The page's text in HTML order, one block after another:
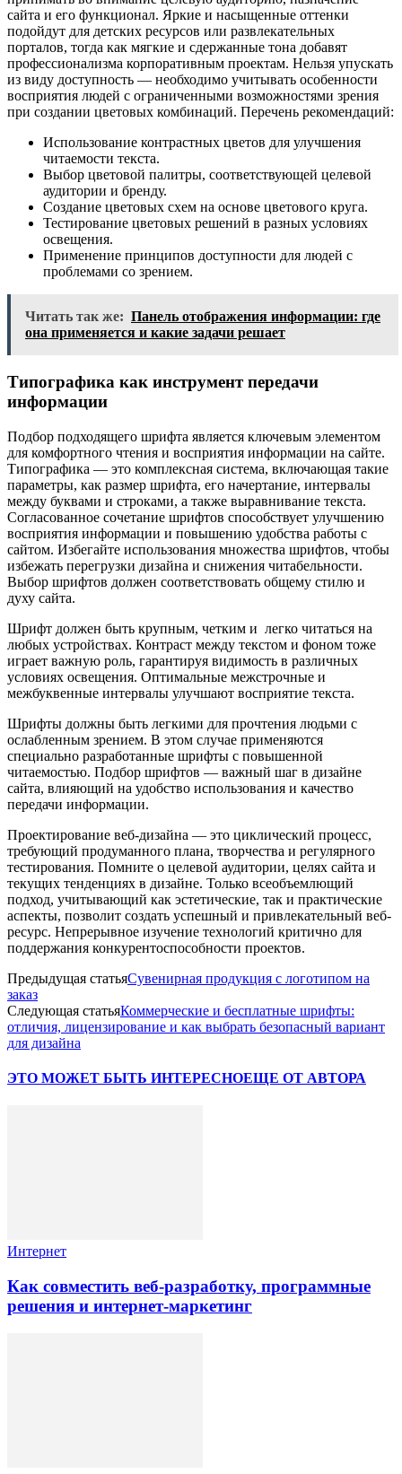
сайта и его функционал. Яркие и насыщенные оттенки
подойдут для детских ресурсов или развлекательных
порталов, тогда как мягкие и сдержанные тона добавят
профессионализма корпоративным проектам. Нельзя упускать
из виду доступность — необходимо учитывать особенности
восприятия людей с ограниченными возможностями зрения
при создании цветовых комбинаций. Перечень рекомендаций:
Использование контрастных цветов для улучшения
читаемости текста.
Выбор цветовой палитры, соответствующей целевой
аудитории и бренду.
Создание цветовых схем на основе цветового круга.
Тестирование цветовых решений в разных условиях
освещения.
Применение принципов доступности для людей с
проблемами со зрением.
Читать так же: Панель отображения информации: где
она применяется и какие задачи решает
Типографика как инструмент передачи
информации
Подбор подходящего шрифта является ключевым элементом
для комфортного чтения и восприятия информации на сайте.
Типографика — это комплексная система, включающая такие
параметры, как размер шрифта, его начертание, интервалы
между буквами и строками, а также выравнивание текста.
Согласованное сочетание шрифтов способствует улучшению
восприятия информации и повышению удобства работы с
сайтом. Избегайте использования множества шрифтов, чтобы
избежать перегрузки дизайна и снижения читабельности.
Выбор шрифтов должен соответствовать общему стилю и
духу сайта.
Шрифт должен быть крупным, четким и легко читаться на
любых устройствах. Контраст между текстом и фоном тоже
играет важную роль, гарантируя видимость в различных
условиях освещения. Оптимальные межстрочные и
межбуквенные интервалы улучшают восприятие текста.
Шрифты должны быть легкими для прочтения людьми с
ослабленным зрением. В этом случае применяются
специально разработанные шрифты с повышенной
читаемостью. Подбор шрифтов — важный шаг в дизайне
сайта, влияющий на удобство использования и качество
передачи информации.
Проектирование веб-дизайна — это циклический процесс,
требующий продуманного плана, творчества и регулярного
тестирования. Помните о целевой аудитории, целях сайта и
текущих тенденциях в дизайне. Только всеобъемлющий
подход, учитывающий как эстетические, так и практические
аспекты, позволит создать успешный и привлекательный веб-
ресурс. Непрерывное изучение технологий критично для
поддержания конкурентоспособности проектов.
Предыдущая статьяСувенирная продукция с логотипом на
заказ
Следующая статьяКоммерческие и бесплатные шрифты:
отличия, лицензирование и как выбрать безопасный вариант
для дизайна
ЭТО МОЖЕТ БЫТЬ ИНТЕРЕСНОЕЩЕ ОТ АВТОРА
Интернет
Как совместить веб-разработку, программные
решения и интернет-маркетинг